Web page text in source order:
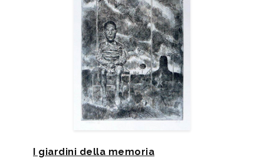
I giardini della memoria